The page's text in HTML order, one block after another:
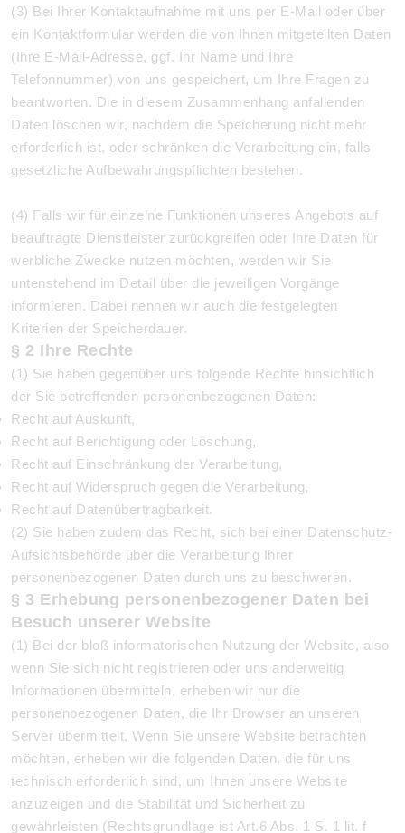
(3) Bei Ihrer Kontaktaufnahme mit uns per E-Mail oder über
ein Kontaktformular werden die von Ihnen mitgeteilten Daten
(Ihre E-Mail-Adresse, ggf. Ihr Name und Ihre
Telefonnummer) von uns gespeichert, um Ihre Fragen zu
beantworten. Die in diesem Zusammenhang anfallenden
Daten löschen wir, nachdem die Speicherung nicht mehr
erforderlich ist, oder schränken die Verarbeitung ein, falls
gesetzliche Aufbewahrungspflichten bestehen.
(4) Falls wir für einzelne Funktionen unseres Angebots auf
beauftragte Dienstleister zurückgreifen oder Ihre Daten für
werbliche Zwecke nutzen möchten, werden wir Sie
untenstehend im Detail über die jeweiligen Vorgänge
informieren. Dabei nennen wir auch die festgelegten
Kriterien der Speicherdauer.
§ 2 Ihre Rechte
(1) Sie haben gegenüber uns folgende Rechte hinsichtlich
der Sie betreffenden personenbezogenen Daten:
Recht auf Auskunft,
Recht auf Berichtigung oder Löschung,
Recht auf Einschränkung der Verarbeitung,
Recht auf Widerspruch gegen die Verarbeitung,
Recht auf Datenübertragbarkeit.
(2) Sie haben zudem das Recht, sich bei einer Datenschutz-
Aufsichtsbehörde über die Verarbeitung Ihrer
personenbezogenen Daten durch uns zu beschweren.
§ 3 Erhebung personenbezogener Daten bei
Besuch unserer Website
(1) Bei der bloß informatorischen Nutzung der Website, also
wenn Sie sich nicht registrieren oder uns anderweitig
Informationen übermitteln, erheben wir nur die
personenbezogenen Daten, die Ihr Browser an unseren
Server übermittelt. Wenn Sie unsere Website betrachten
möchten, erheben wir die folgenden Daten, die für uns
technisch erforderlich sind, um Ihnen unsere Website
anzuzeigen und die Stabilität und Sicherheit zu
gewährleisten (Rechtsgrundlage ist Art.6 Abs. 1 S. 1 lit. f